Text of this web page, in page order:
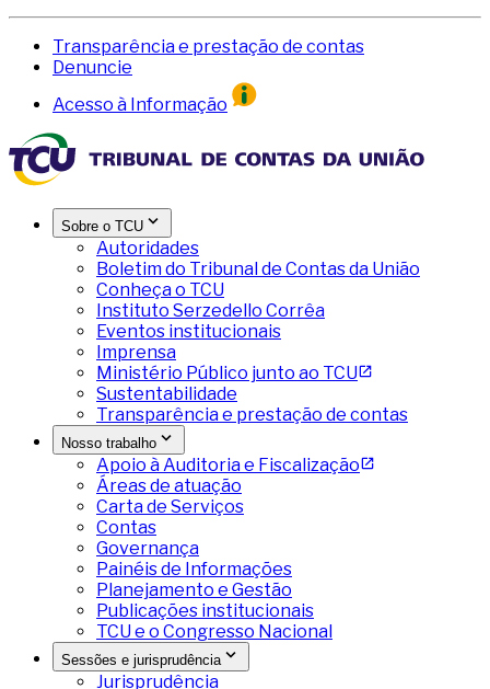
Transparência e prestação de contas
Denuncie
Acesso à Informação
Sobre o TCU
Autoridades
Boletim do Tribunal de Contas da União
Conheça o TCU
Instituto Serzedello Corrêa
Eventos institucionais
Imprensa
Ministério Público junto ao TCU
Sustentabilidade
Transparência e prestação de contas
Nosso trabalho
Apoio à Auditoria e Fiscalização
Áreas de atuação
Carta de Serviços
Contas
Governança
Painéis de Informações
Planejamento e Gestão
Publicações institucionais
TCU e o Congresso Nacional
Sessões e jurisprudência
Jurisprudência